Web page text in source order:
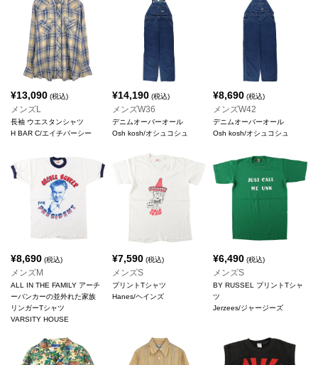
¥13,090 (税込)
メンズL
長袖 ウエスタンシャツ
H BAR C/エイチバーシー
¥14,190(税込)
メンズW36
デニムオーバーオール
Osh kosh/オシュコシュ
¥8,690 (税込)
メンズW42
デニムオーバーオール
Osh kosh/オシュコシュ
¥8,690 (税込)
メンズM
ALL IN THE FAMILY アーチ
ーバンカーの並外れた家族
リンガーTシャツ
VARSITY HOUSE
¥7,590(税込)
メンズS
プリントTシャツ
Hanes/ヘインズ
¥6,490 (税込)
メンズS
BY RUSSEL プリントTシャ
ツ
Jerzees/ジャージーズ